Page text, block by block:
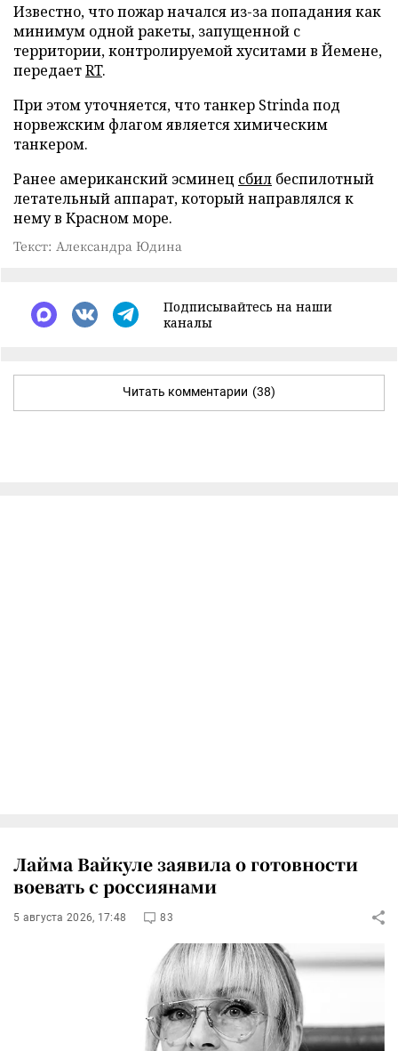
Известно, что пожар начался из-за попадания как
минимум одной ракеты, запущенной с
территории, контролируемой хуситами в Йемене,
передаетRT.
При этом уточняется, что танкер Strinda под
норвежским флагом является химическим
танкером.
Ранее американский эсминец сбил беспилотный
летательный аппарат, который направлялся к
нему в Красном море.
Текст: Александра Юдина
Подписывайтесь на наши
каналы
Читать комментарии (38)
Лайма Вайкуле заявила о готовности
воевать с россиянами
5 августа 2026, 17:48 83